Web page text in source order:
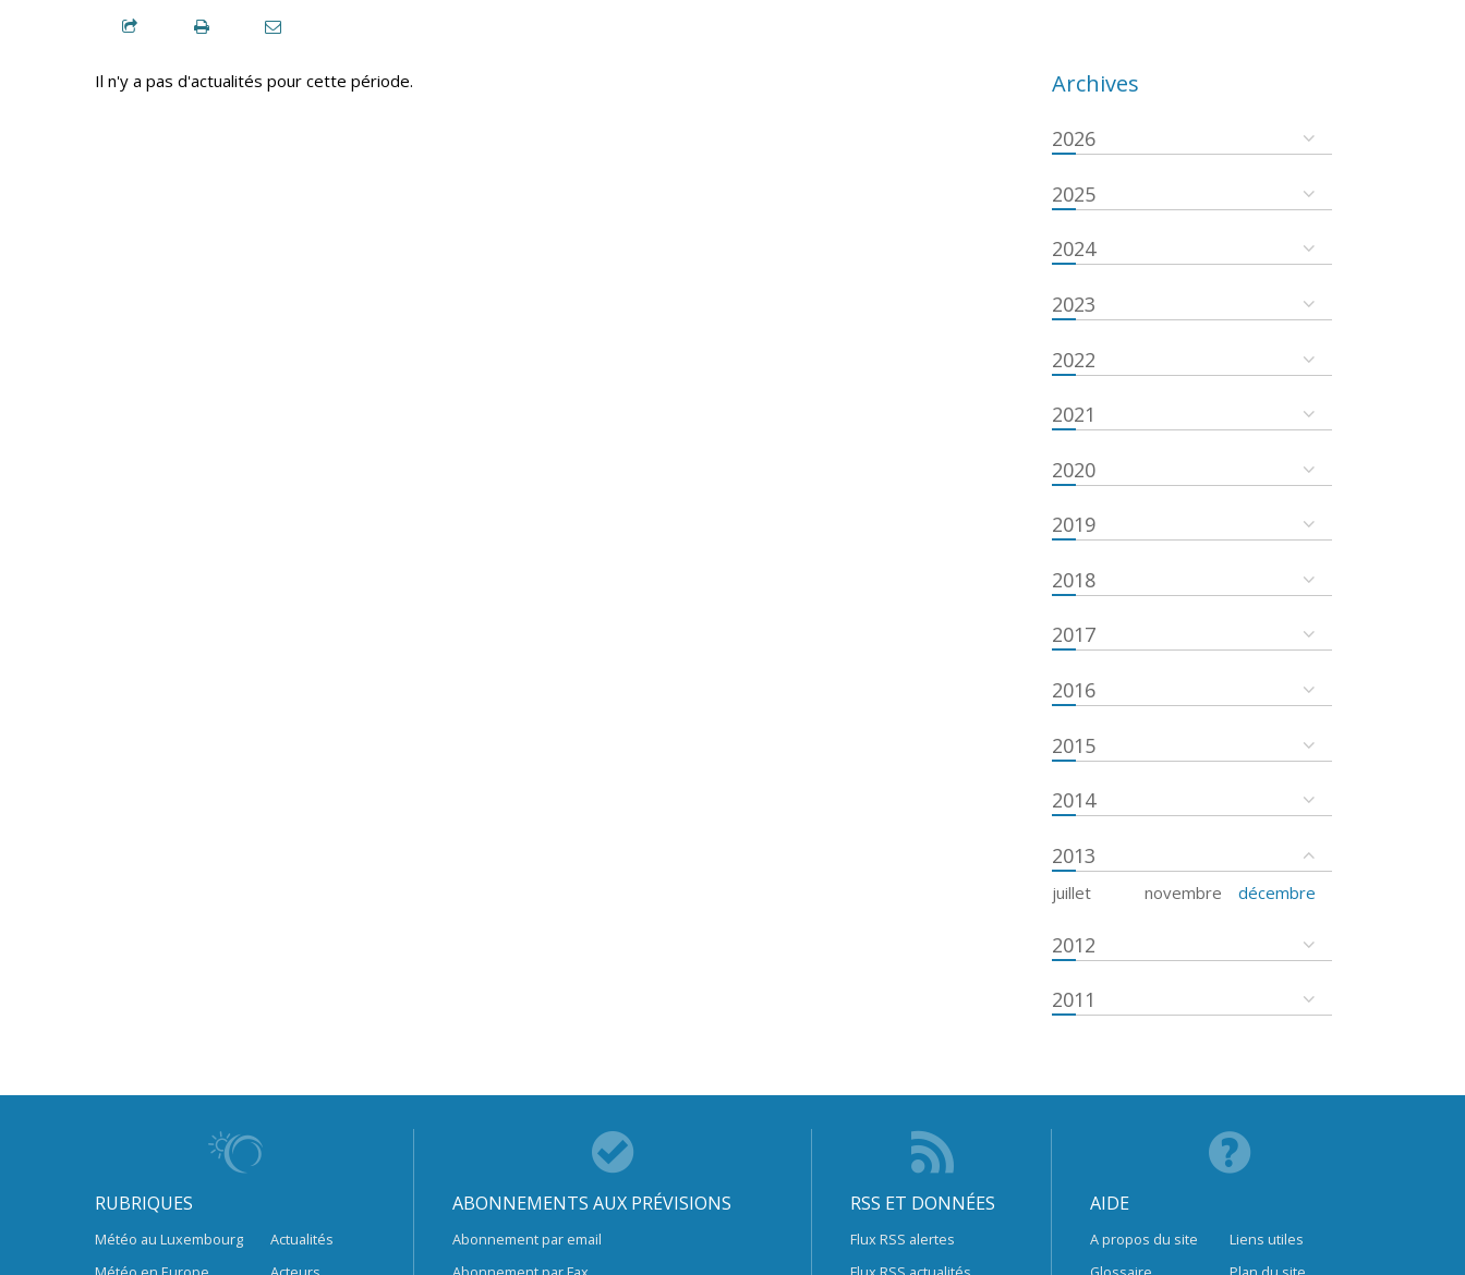
Il n'y a pas d'actualités pour cette période. Archives
2026
2025
2024
2023
2022
2021
2020
2019
2018
2017
2016
2015
2014
2013
juillet novembre décembre
2012
2011
RUBRIQUES
Météo au Luxembourg
Actualités
ABONNEMENTS AUX PRÉVISIONS
Abonnement par email
RSS ET DONNÉES
Flux RSS alertes
AIDE
A propos du site
Liens utiles